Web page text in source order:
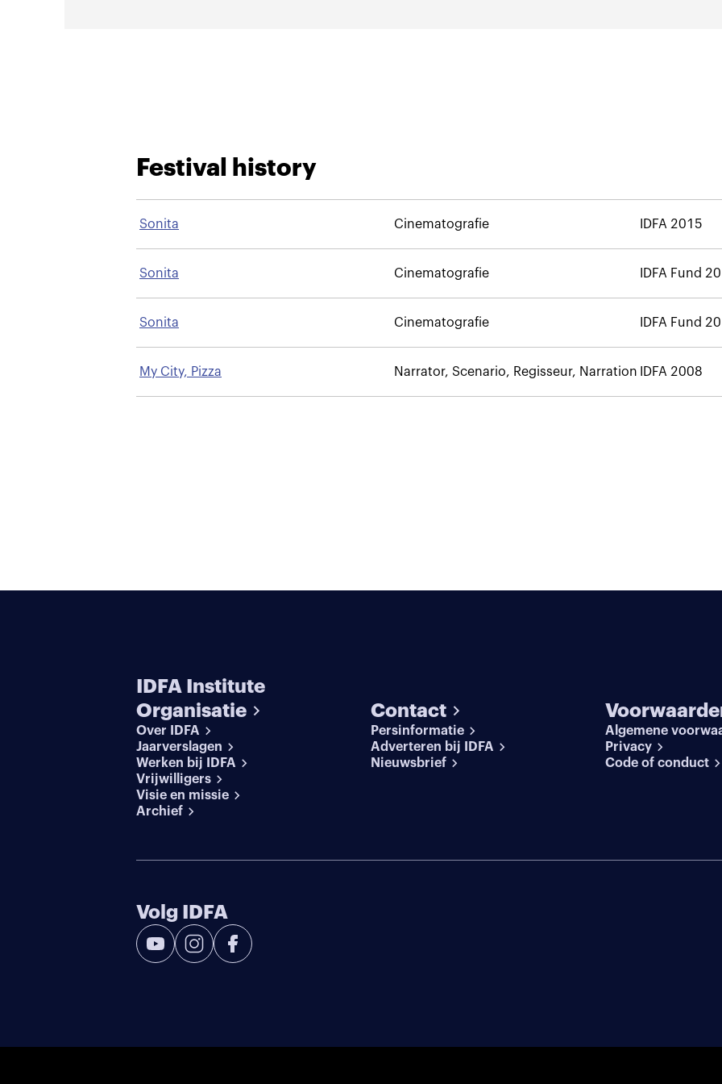
Festival history
Sonita Cinematografie IDFA 2015
Sonita Cinematografie IDFA Fund
Sonita Cinematografie IDFA Fund
My City, Pizza Narrator, Scenario, Regisseur, Narration IDFA 2008
IDFA Institute
Organisatie
Over IDFA
Jaarverslagen
Werken bij IDFA
Vrijwilligers
Visie en missie
Archief
Contact
Persinformatie
Adverteren bij IDFA
Nieuwsbrief
Algemene
Privacy
Code of conduct
Volg IDFA